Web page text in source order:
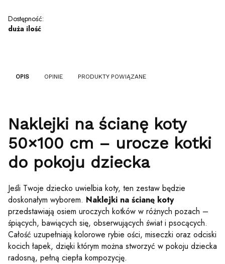
Dostępność:
duża ilość
OPIS OPINIE PRODUKTY POWIĄZANE
Naklejki na ścianę koty
50×100 cm – urocze kotki
do pokoju dziecka
Jeśli Twoje dziecko uwielbia koty, ten zestaw będzie
doskonałym wyborem. Naklejki na ścianę koty
przedstawiają osiem uroczych kotków w różnych pozach –
śpiących, bawiących się, obserwujących świat i psocących.
Całość uzupełniają kolorowe rybie ości, miseczki oraz odciski
kocich łapek, dzięki którym można stworzyć w pokoju dziecka
radosną, pełną ciepła kompozycję.